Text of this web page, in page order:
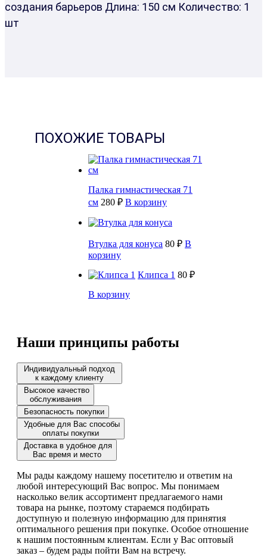
создания барьеров Длина: 150 см Количество: 1
шт
ПОХОЖИЕ ТОВАРЫ
Палка гимнастическая 71
см 280 ₽ В корзину
Втулка для конуса 80 ₽ В
корзину
Клипса 1 80 ₽
В корзину
Наши принципы работы
Индивидуальный подход
к каждому клиенту
Высокое качество
обслуживания
Безопасность покупки
Удобные для Вас способы
оплаты покупки
Доставка в удобное для
Вас время и место
Мы рады каждому нашему посетителю и ответим на
любой интересующий Вас вопрос. Мы понимаем
насколько велик ассортимент предлагаемого нами
товара на рынке, поэтому стараемся подбирать
доступную и полезную информацию для принятия
оптимального решения при покупке. Особое отношение
к нашим постоянным клиентам. Если у Вас оптовый
заказ – будем рады пойти Вам на встречу.